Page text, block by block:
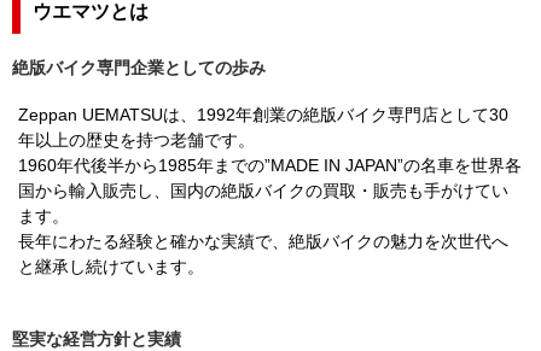
ウエマツとは
絶版バイク専門企業としての歩み
Zeppan UEMATSUは、1992年創業の絶版バイク専門店として30
年以上の歴史を持つ老舗です。
1960年代後半から1985年までの”MADE IN JAPAN”の名車を世界各
国から輸入販売し、国内の絶版バイクの買取・販売も手がけてい
ます。
長年にわたる経験と確かな実績で、絶版バイクの魅力を次世代へ
と継承し続けています。
堅実な経営方針と実績